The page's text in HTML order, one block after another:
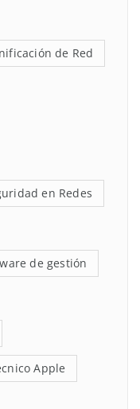
de Red
en Redes
de gestión
Apple